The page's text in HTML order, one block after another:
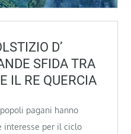
D’
SFIDA TRA
IL RE QUERCIA
pagani hanno
interesse per il ciclo